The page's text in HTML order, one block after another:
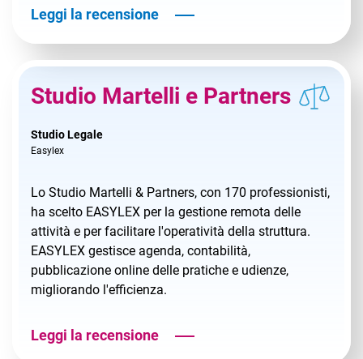
Leggi la recensione
Studio Martelli e Partners
Studio Legale
Easylex
Lo Studio Martelli & Partners, con 170 professionisti,
ha scelto EASYLEX per la gestione remota delle
attività e per facilitare l'operatività della struttura.
EASYLEX gestisce agenda, contabilità,
pubblicazione online delle pratiche e udienze,
migliorando l'efficienza.
Leggi la recensione